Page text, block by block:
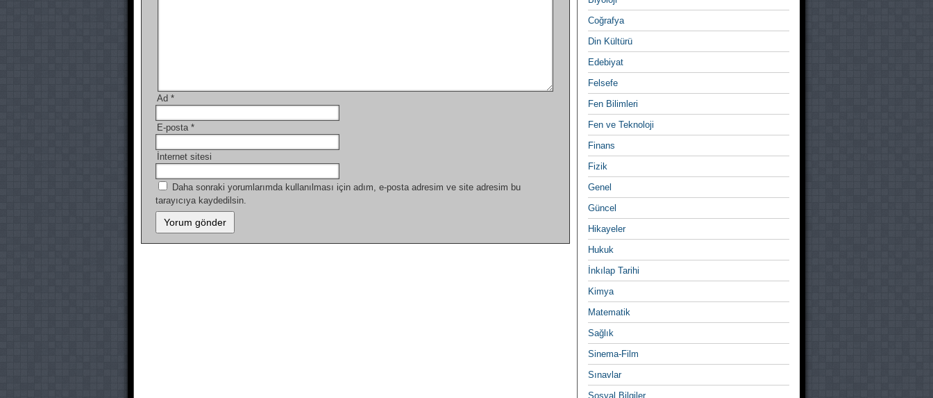
Ad *
E-posta *
İnternet sitesi
Daha sonraki yorumlarımda kullanılması için adım, e-posta adresim ve site adresim bu
tarayıcıya kaydedilsin.
Coğrafya
Din Kültürü
Edebiyat
Felsefe
Fen Bilimleri
Fen ve Teknoloji
Finans
Fizik
Genel
Güncel
Hikayeler
Hukuk
İnkılap Tarihi
Kimya
Matematik
Sağlık
Sinema-Film
Sınavlar
Sosyal Bilgiler